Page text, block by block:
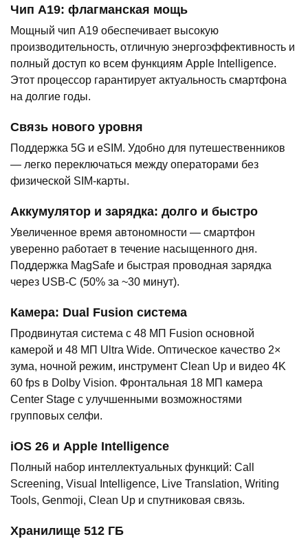
Чип A19: флагманская мощь
Мощный чип A19 обеспечивает высокую
производительность, отличную энергоэффективность и
полный доступ ко всем функциям Apple Intelligence.
Этот процессор гарантирует актуальность смартфона
на долгие годы.
Связь нового уровня
Поддержка 5G и eSIM. Удобно для путешественников
— легко переключаться между операторами без
физической SIM-карты.
Аккумулятор и зарядка: долго и быстро
Увеличенное время автономности — смартфон
уверенно работает в течение насыщенного дня.
Поддержка MagSafe и быстрая проводная зарядка
через USB-C (50% за ~30 минут).
Камера: Dual Fusion система
Продвинутая система с 48 МП Fusion основной
камерой и 48 МП Ultra Wide. Оптическое качество 2×
зума, ночной режим, инструмент Clean Up и видео 4K
60 fps в Dolby Vision. Фронтальная 18 МП камера
Center Stage с улучшенными возможностями
групповых селфи.
iOS 26 и Apple Intelligence
Полный набор интеллектуальных функций: Call
Screening, Visual Intelligence, Live Translation, Writing
Tools, Genmoji, Clean Up и спутниковая связь.
Хранилище 512 ГБ